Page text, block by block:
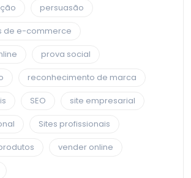
persuasão
de e-commerce
prova social
reconhecimento de marca
SEO
site empresarial
Sites profissionais
vender online